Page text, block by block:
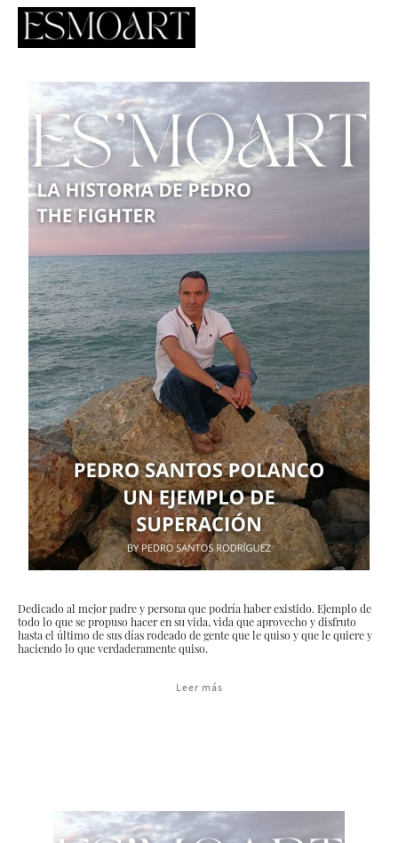
Dedicado al mejor padre y persona que podría haber existido. Ejemplo de
todo lo que se propuso hacer en su vida, vida que aprovecho y disfruto
hasta el último de sus días rodeado de gente que le quiso y que le quiere y
haciendo lo que verdaderamente quiso.
Leer más